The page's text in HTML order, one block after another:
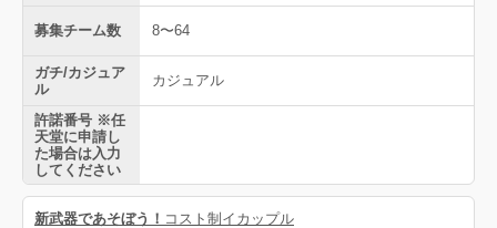
募集チーム数 8〜64
ガチ/カジュア
ル
カジュアル
許諾番号 ※任
天堂に申請し
た場合は入力
してください
新武器であそぼう！ コスト制イカップル